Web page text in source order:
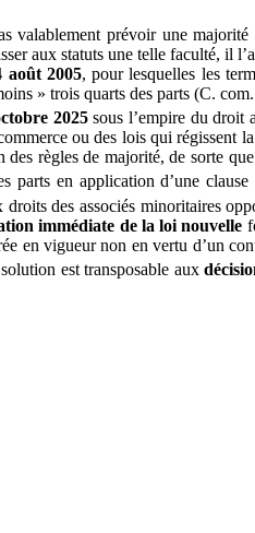
valablement prévoir une
aux statuts une telle faculté, il
août 2005, pour lesquelles les
» trois quarts des parts (C.
2025sous l’empire du droit
ou des lois qui
règles de majorité, de sorte
parts en application d’une
des associés minoritaires
immédiate de la loi nouvelle
en vigueur non en vertu d’un
est transposable aux